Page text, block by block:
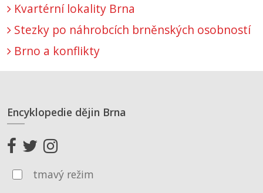
Kvartérní lokality Brna
Stezky po náhrobcích brněnských osobností
Brno a konflikty
Encyklopedie dějin Brna
tmavý režim